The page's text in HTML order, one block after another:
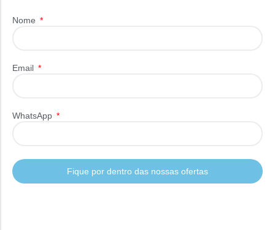
Nome
Email
WhatsApp
Fique por dentro das nossas ofertas